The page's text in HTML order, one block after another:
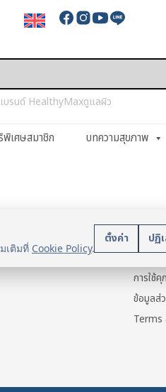
บรนด์ HealthyMaxดูแลผิว
เศษสมาชิก บทความสุขภาพ
เติมที่ Cookie Policy.
ตั้งค่า ปฏิ
นโยบ
ข้อมูลส่
การใช้คุ
ข้อมูลส่